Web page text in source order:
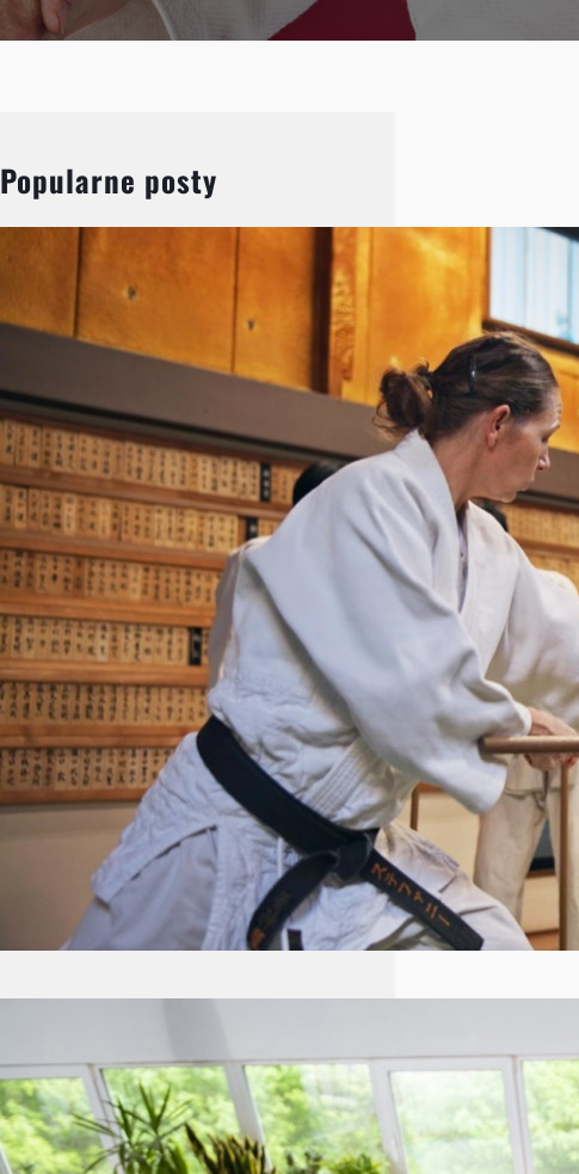
Popularne posty
Aikido: Wprowadzenie do
japońskiej sztuki walki i jej
filozofii
Aikido, choć mniej znane niż
karate czy judo, jest jedną z
najbardziej fascynujących
japońskich sztuk walki.
Charakteryzuje się unikalnym
połączeniem technik obronnych
i filozofii skupiającej…
kompleksowy przewodnik po
szkołach i korzyściach z treningów